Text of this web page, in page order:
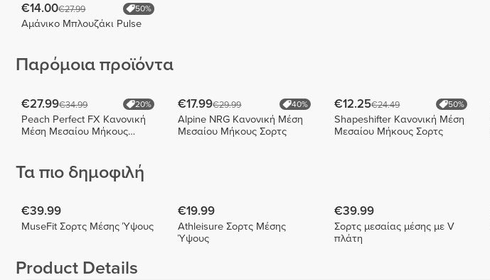
€14.00€27.99 50%
Αμάνικο Μπλουζάκι Pulse
Παρόμοια προϊόντα
€27.99€34.99 20%
Peach Perfect FX Κανονική
Μέση Μεσαίου Μήκους
€17.99€29.99 40%
Alpine NRG Κανονική Μέση
Μεσαίου Μήκους Σορτς
€12.25€24.49 50%
Shapeshifter Κανονική Μέση
Μεσαίου Μήκους Σορτς
Τα πιο δημοφιλή
€39.99
MuseFit Σορτς Μέσης Ύψους
€19.99
Athleisure Σορτς Μέσης
Ύψους
€39.99
Σορτς μεσαίας μέσης με V
πλάτη
Product Details